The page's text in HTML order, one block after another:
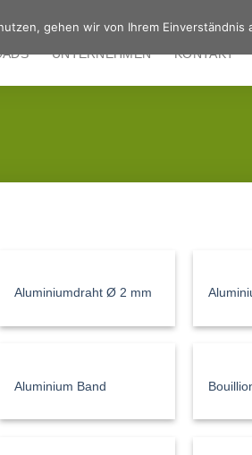
UNTERNEHMEN KONTAKT
Aluminiumdraht Ø 2 mm
Aluminium Band
gehen wir von Ihrem Einverständnis